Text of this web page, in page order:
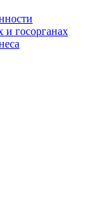
и госорганах